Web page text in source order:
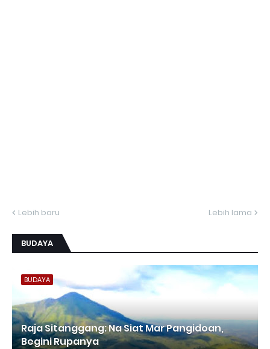
Lebih baru Lebih lama
BUDAYA
BUDAYA
Raja Sitanggang: Na Siat Mar Pangidoan,
Begini Rupanya